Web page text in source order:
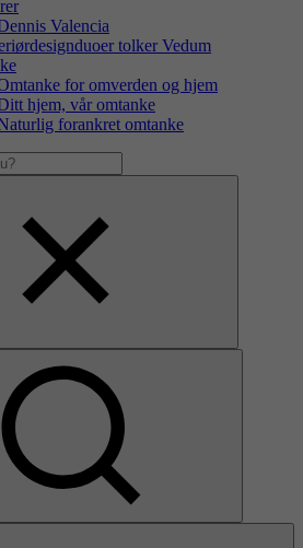
Valencia
tolker Vedum
for omverden og hjem
hjem, vår omtanke
forankret omtanke